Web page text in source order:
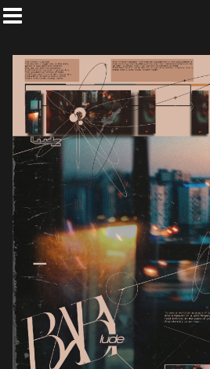
页
社
团
兑
换
D EF TE